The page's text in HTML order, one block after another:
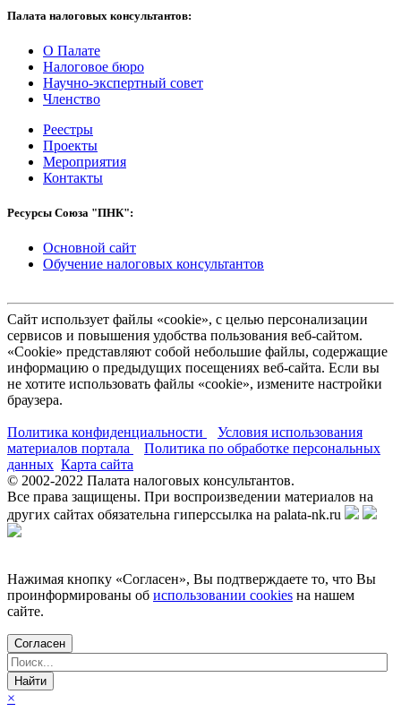
Палата налоговых консультантов:
О Палате
Налоговое бюро
Научно-экспертный совет
Членство
Реестры
Проекты
Мероприятия
Контакты
Ресурсы Союза "ПНК":
Основной сайт
Обучение налоговых консультантов
Сайт использует файлы «cookie», с целью персонализации
сервисов и повышения удобства пользования веб-сайтом.
«Cookie» представляют собой небольшие файлы, содержащие
информацию о предыдущих посещениях веб-сайта. Если вы
не хотите использовать файлы «cookie», измените настройки
браузера.
Политика конфиденциальности
Условия использования
материалов портала
Политика по обработке персональных
данных Карта сайта
© 2002-2022 Палата налоговых консультантов.
Все права защищены. При воспроизведении материалов на
других сайтах обязательна гиперссылка на palata-nk.ru
Нажимая кнопку «Согласен», Вы подтверждаете то, что Вы
проинформированы об использовании cookies на нашем
сайте.
Согласен
×